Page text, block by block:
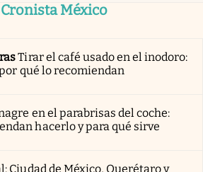
México
Tirar el café usado en el inodoro:
qué lo recomiendan
en el parabrisas del coche:
hacerlo y para qué sirve
Ciudad de México, Querétaro y